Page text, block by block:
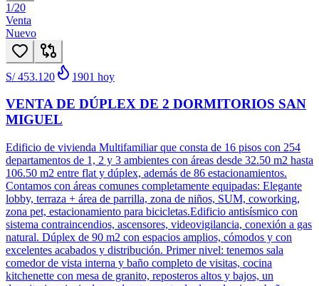
1/20
Venta
Nuevo
S/ 453.120 1901 hoy
VENTA DE DÚPLEX DE 2 DORMITORIOS SAN
MIGUEL
Edificio de vivienda Multifamiliar que consta de 16 pisos con 254
departamentos de 1, 2 y 3 ambientes con áreas desde 32.50 m2 hasta
106.50 m2 entre flat y dúplex, además de 86 estacionamientos.
Contamos con áreas comunes completamente equipadas: Elegante
lobby, terraza + área de parrilla, zona de niños, SUM, coworking,
zona pet, estacionamiento para bicicletas.Edificio antisísmico con
sistema contraincendios, ascensores, videovigilancia, conexión a gas
natural. Dúplex de 90 m2 con espacios amplios, cómodos y con
excelentes acabados y distribución. Primer nivel: tenemos sala
comedor de vista interna y baño completo de visitas, cocina
kitchenette con mesa de granito, reposteros altos y bajos, un